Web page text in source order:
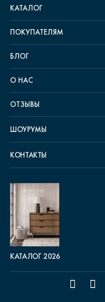
КАТАЛОГ
ПОКУПАТЕЛЯМ
БЛОГ
О НАС
ОТЗЫВЫ
ШОУРУМЫ
КОНТАКТЫ
КАТАЛОГ 2026